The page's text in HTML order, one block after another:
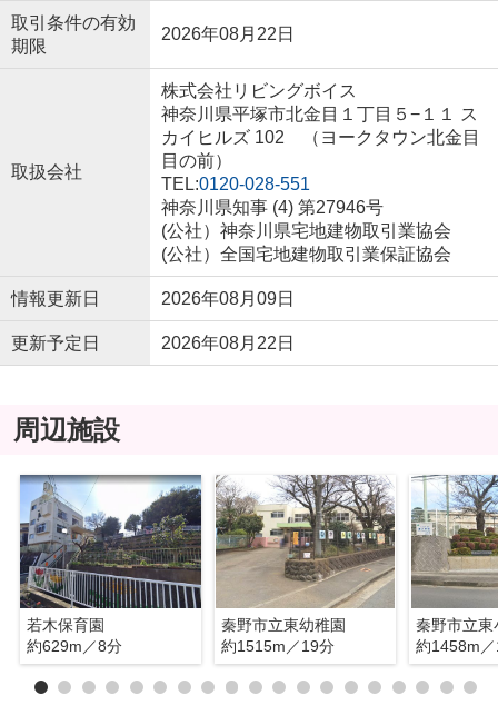
取引条件の有効
期限
2026年08月22日
取扱会社
株式会社リビングボイス
神奈川県平塚市北金目１丁目５−１１ ス
カイヒルズ 102 （ヨークタウン北金目
目の前）
TEL:0120-028-551
神奈川県知事 (4) 第27946号
(公社）神奈川県宅地建物取引業協会
(公社）全国宅地建物取引業保証協会
情報更新日 2026年08月09日
更新予定日 2026年08月22日
周辺施設
若木保育園
約629m／8分
秦野市立東幼稚園
約1515m／19分
秦野市立東
約1458m